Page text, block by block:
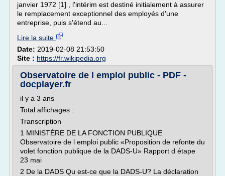
janvier 1972 [1] , l'intérim est destiné initialement à assurer
le remplacement exceptionnel des employés d'une
entreprise, puis s'étend au...
Lire la suite
Date: 2019-02-08 21:53:50
Site : https://fr.wikipedia.org
Observatoire de l emploi public - PDF -
docplayer.fr
il y a 3 ans
Total affichages :
Transcription
1 MINISTÈRE DE LA FONCTION PUBLIQUE
Observatoire de l emploi public «Proposition de refonte du
volet fonction publique de la DADS-U» Rapport d étape
23 mai
2 De la DADS Qu est-ce que la DADS-U? La déclaration